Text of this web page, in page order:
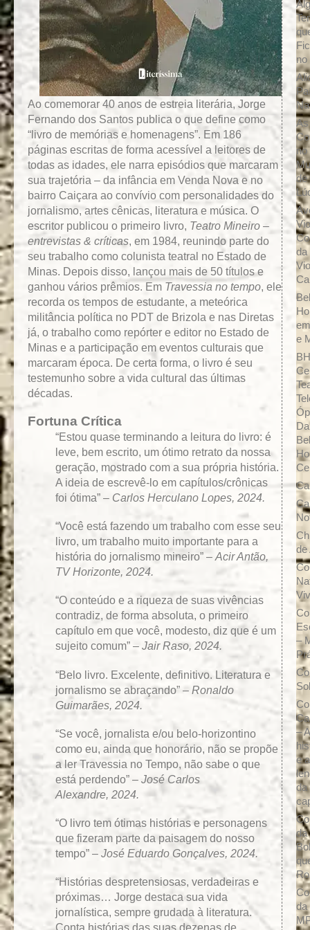
Ao comemorar 40 anos de estreia literária, Jorge
Fernando dos Santos publica o que define como
“livro de memórias e homenagens”. Em 186
páginas escritas de forma acessível a leitores de
todas as idades, ele narra episódios que marcaram
sua trajetória – da infância em Venda Nova e no
bairro Caiçara ao convívio com personalidades do
jornalismo, artes cênicas, literatura e música. O
escritor publicou o primeiro livro, Teatro Mineiro –
entrevistas & críticas, em 1984, reunindo parte do
seu trabalho como colunista teatral no Estado de
Minas. Depois disso, lançou mais de 50 títulos e
ganhou vários prêmios. Em Travessia no tempo, ele
recorda os tempos de estudante, a meteórica
militância política no PDT de Brizola e nas Diretas
já, o trabalho como repórter e editor no Estado de
Minas e a participação em eventos culturais que
marcaram época. De certa forma, o livro é seu
testemunho sobre a vida cultural das últimas
décadas.
Fortuna Crítica
“Estou quase terminando a leitura do livro: é
leve, bem escrito, um ótimo retrato da nossa
geração, mostrado com a sua própria história.
A ideia de escrevê-lo em capítulos/crônicas
foi ótima” – Carlos Herculano Lopes, 2024.
“Você está fazendo um trabalho com esse seu
livro, um trabalho muito importante para a
história do jornalismo mineiro” – Acir Antão,
TV Horizonte, 2024.
“O conteúdo e a riqueza de suas vivências
contradiz, de forma absoluta, o primeiro
capítulo em que você, modesto, diz que é um
sujeito comum” – Jair Raso, 2024.
“Belo livro. Excelente, definitivo. Literatura e
jornalismo se abraçando” – Ronaldo
Guimarães, 2024.
“Se você, jornalista e/ou belo-horizontino
como eu, ainda que honorário, não se propõe
a ler Travessia no Tempo, não sabe o que
está perdendo” – José Carlos
Alexandre, 2024.
“O livro tem ótimas histórias e personagens
que fizeram parte da paisagem do nosso
tempo” – José Eduardo Gonçalves, 2024.
“Histórias despretensiosas, verdadeiras e
próximas… Jorge destaca sua vida
jornalística, sempre grudada à literatura.
Conta histórias das suas dezenas de
no
As
no
de
da
e
de
–
– A
e
da
da
da